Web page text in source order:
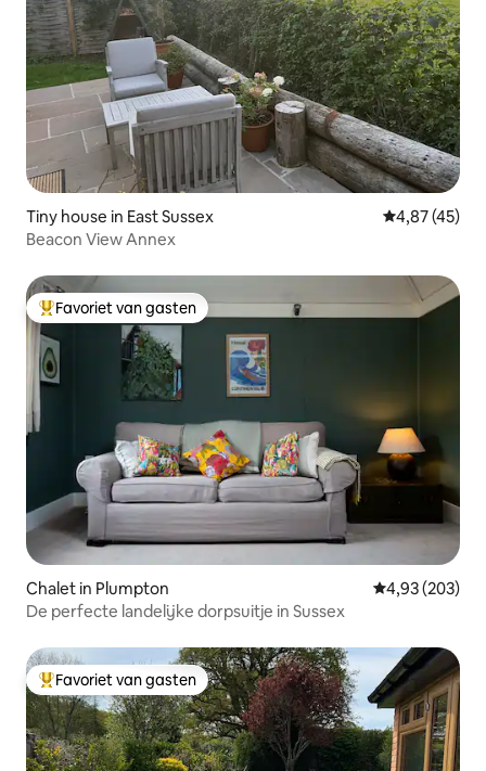
Tiny house in East Sussex Gemiddelde
4,87 (45)
Beacon View Annex
Topfavoriet van gasten
Favoriet van gasten
Chalet in Plumpton Gemiddelde
4,93 (203)
De perfecte landelijke dorpsuitje in Sussex
Topfavoriet van gasten
Favoriet van gasten